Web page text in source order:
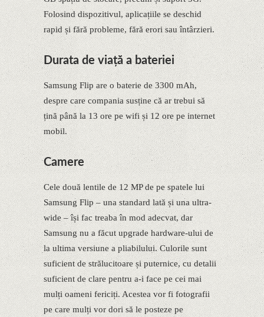
Folosind dispozitivul, aplicațiile se deschid
rapid și fără probleme, fără erori sau întârzieri.
Durata de viață a bateriei
Samsung Flip are o baterie de 3300 mAh,
despre care compania susține că ar trebui să
țină până la 13 ore pe wifi și 12 ore pe internet
mobil.
Camere
Cele două lentile de 12 MP de pe spatele lui
Samsung Flip – una standard lată și una ultra-
wide – își fac treaba în mod adecvat, dar
Samsung nu a făcut upgrade hardware-ului de
la ultima versiune a pliabilului. Culorile sunt
suficient de strălucitoare și puternice, cu detalii
suficient de clare pentru a-i face pe cei mai
mulți oameni fericiți. Acestea vor fi fotografii
pe care mulți vor dori să le posteze pe